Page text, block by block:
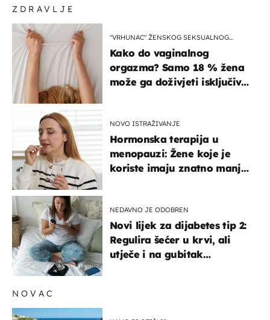
ZDRAVLJE
"VRHUNAC" ŽENSKOG SEKSUALNOG
Kako do vaginalnog
orgazma? Samo 18 % žena
može ga doživjeti isključivo
NOVO ISTRAŽIVANJE
Hormonska terapija u
menopauzi: Žene koje je
koriste imaju znatno manji
NEDAVNO JE ODOBREN
Novi lijek za dijabetes tip 2:
Regulira šećer u krvi, ali
utječe i na gubitak
NOVAC